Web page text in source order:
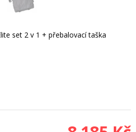
set 2 v 1 + přebalovací taška